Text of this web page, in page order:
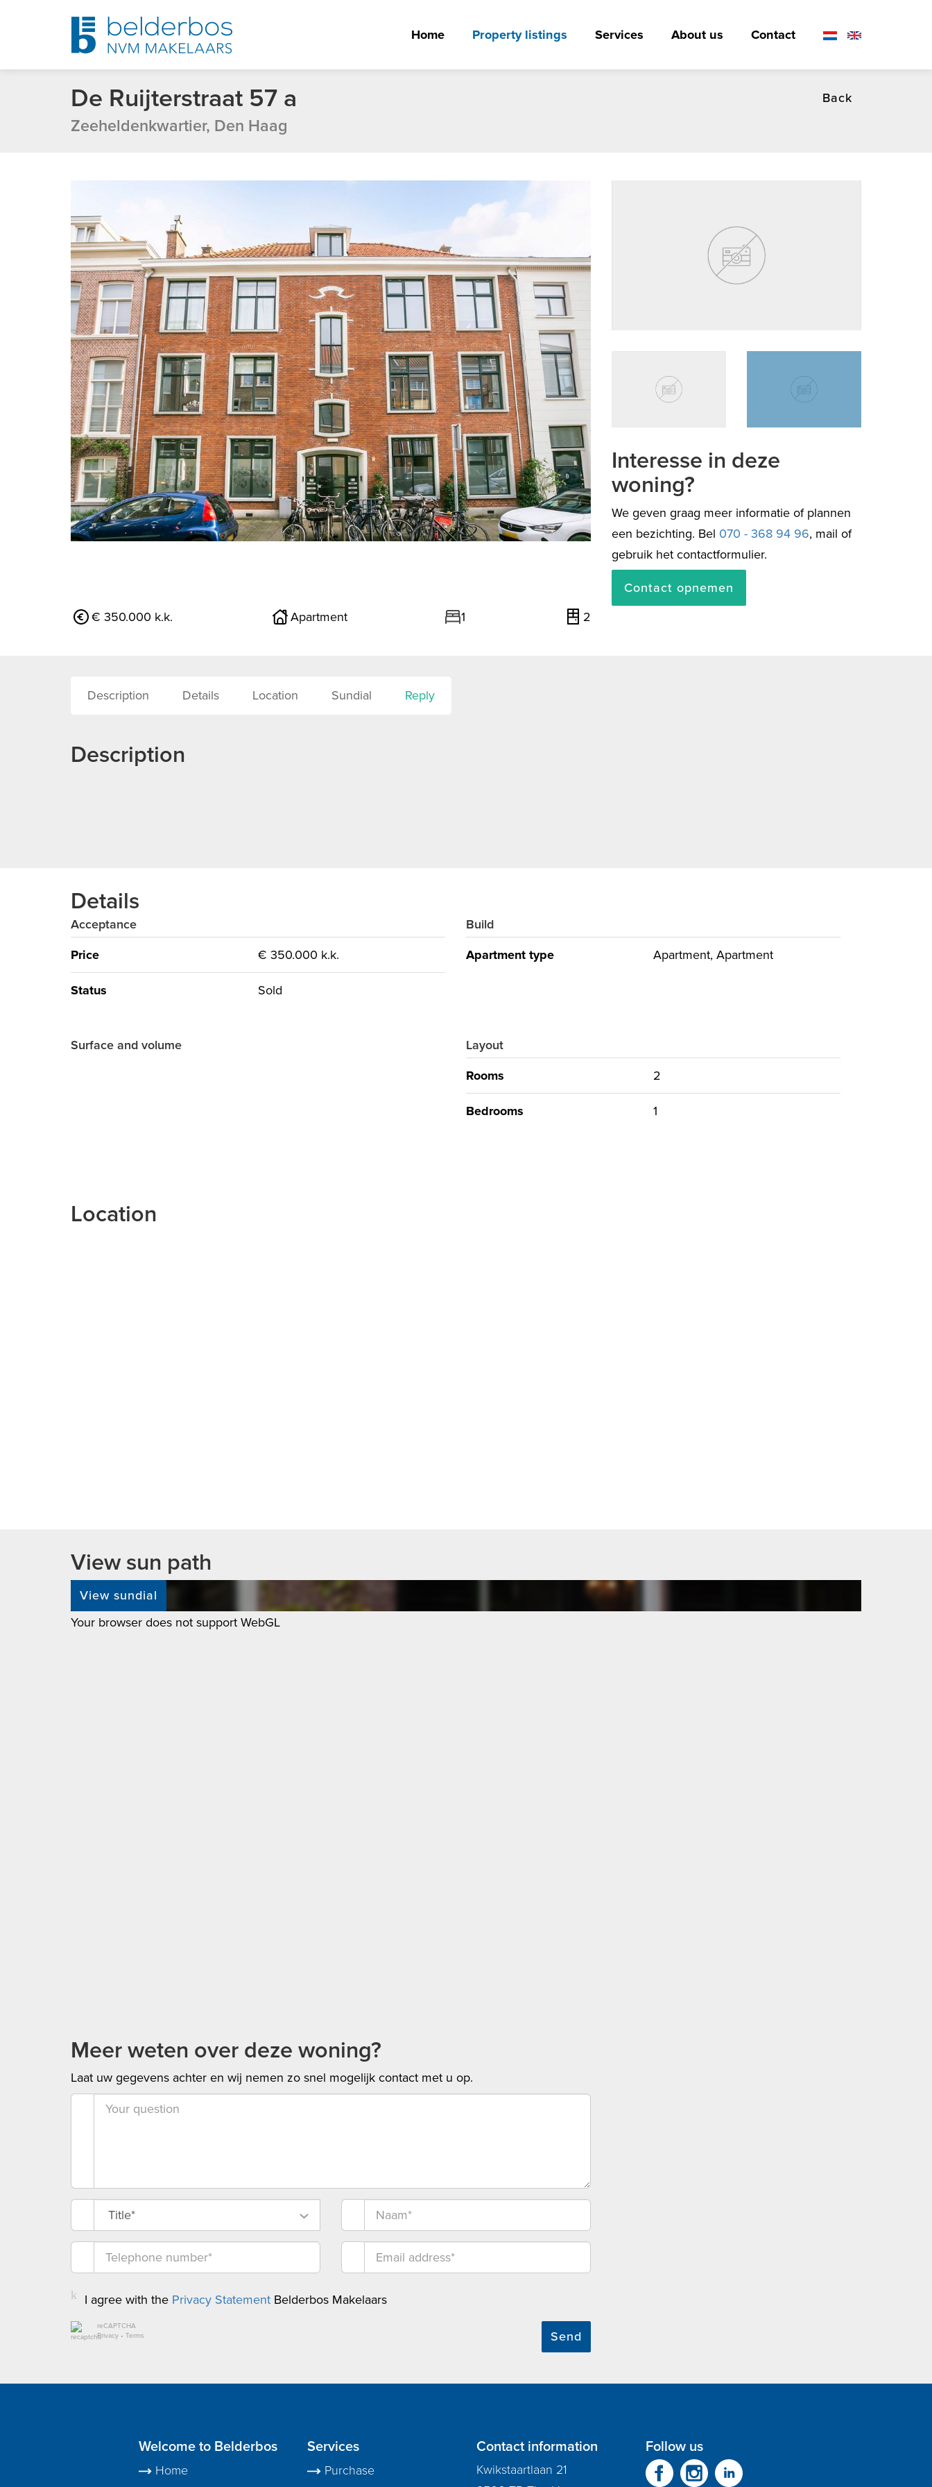
Home Property listings Services About us Contact
De Ruijterstraat 57 a
Zeeheldenkwartier, Den Haag
Back
previous next
Interesse in deze
woning?
We geven graag meer informatie of plannen
een bezichting. Bel 070 - 368 94 96, mail of
gebruik het contactformulier.
Contact opnemen
€ 350.000 k.k.
Apartment 1 2
Description Details Location Sundial Reply
Description
Details
Acceptance
Price
€ 350.000 k.k.
Status Sold
Build
Apartment type
Apartment, Apartment
Surface and volume
Layout
Rooms
2
Bedrooms 1
Location
View sun path
View sundial
Your browser does not support WebGL
Meer weten over deze woning?
Laat uw gegevens achter en wij nemen zo snel mogelijk contact met u op.
Title*
I agree with the Privacy Statement Belderbos Makelaars
reCAPTCHA
Privacy • Terms Send
Welcome to Belderbos
Home
Services
Purchase
Contact information
Kwikstaartlaan 21
Follow us